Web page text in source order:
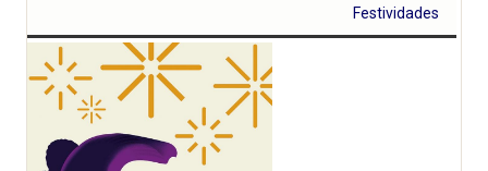
Festividades